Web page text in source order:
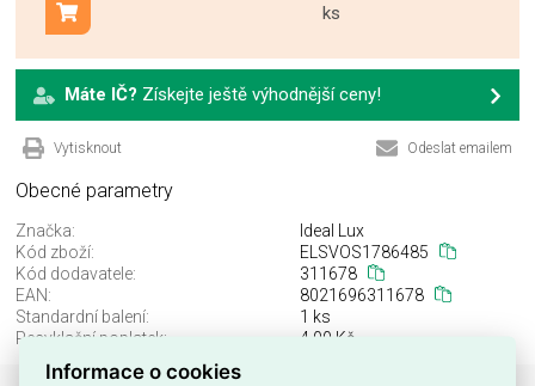
ks
Přidat do košíku
Máte IČ? Získejte ještě výhodnější ceny!
Vytisknout Odeslat emailem
Obecné parametry
Značka:
Ideal Lux
Kód zboží:
ELSVOS1786485
Kód dodavatele:
311678
EAN:
8021696311678
Standardní balení:
1 ks
Recyklační poplatek:
4,00 Kč
Informace o cookies